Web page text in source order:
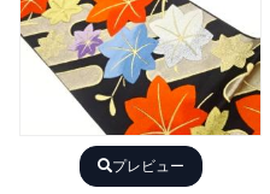
プレビュー